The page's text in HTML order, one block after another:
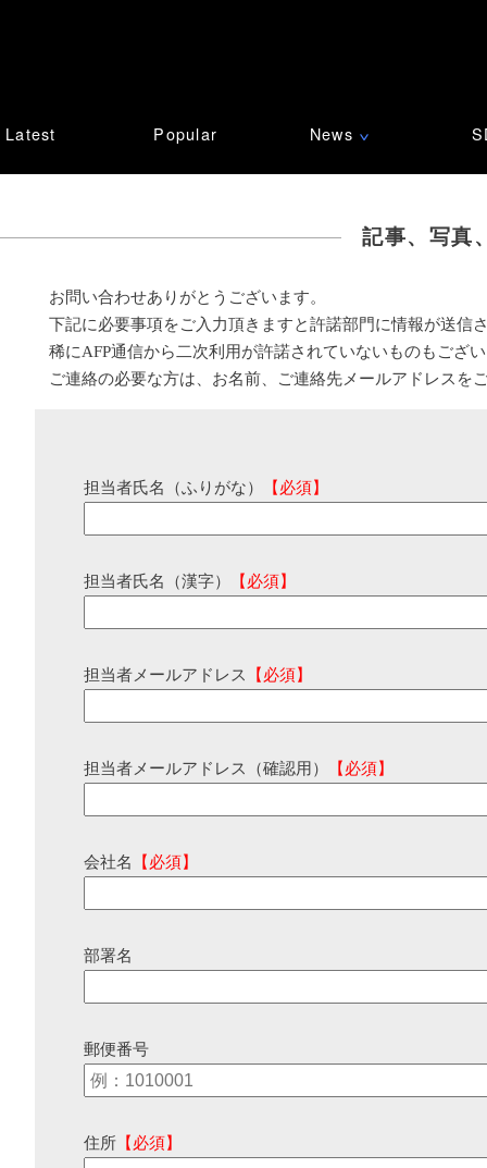
Latest Popular News ∨
記事、写真
お問い合わせありがとうございます。
下記に必要事項をご入力頂きますと許諾部門に情報が送信
稀にAFP通信から二次利用が許諾されていないものもござ
ご連絡の必要な方は、お名前、ご連絡先メールアドレスを
担当者氏名（ふりがな） 【必須】
担当者氏名（漢字） 【必須】
担当者メールアドレス 【必須】
担当者メールアドレス（確認用） 【必須】
会社名 【必須】
部署名
郵便番号
住所 【必須】